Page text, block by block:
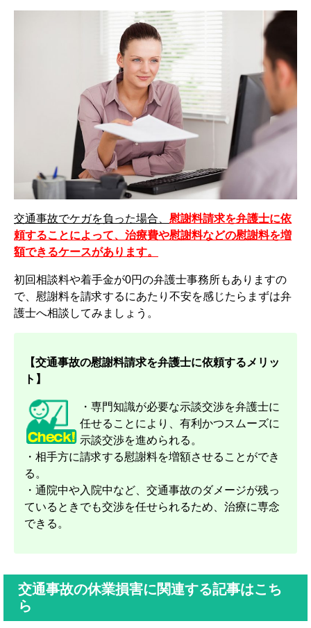
交通事故でケガを負った場合、 慰謝料請求を弁護士に依
頼することによって、治療費や慰謝料などの慰謝料を増
額できるケースがあります。
初回相談料や着手金が0円の弁護士事務所もありますの
で、慰謝料を請求するにあたり不安を感じたらまずは弁
護士へ相談してみましょう。
【交通事故の慰謝料請求を弁護士に依頼するメリッ
ト】
・専門知識が必要な示談交渉を弁護士に
任せることにより、有利かつスムーズに
示談交渉を進められる。
・相手方に請求する慰謝料を増額させることができ
る。
・通院中や入院中など、交通事故のダメージが残っ
ているときでも交渉を任せられるため、治療に専念
できる。
交通事故の休業損害に関連する記事はこち
ら